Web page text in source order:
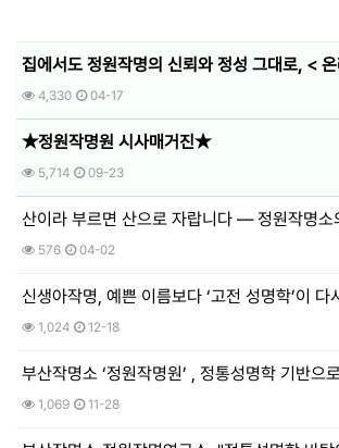
집에서도 정원작명의 신뢰와 정성 그대로, <
4,330 04-17
★정원작명원 시사매거진★
5,714 09-23
산이라 부르면 산으로 자랍니다 — 정원작명소
576 04-02
신생아작명, 예쁜 이름보다 ‘고전 성명학’이 다
1,024 12-18
부산작명소 ‘정원작명원’ , 정통성명학 기반으
1,069 11-28